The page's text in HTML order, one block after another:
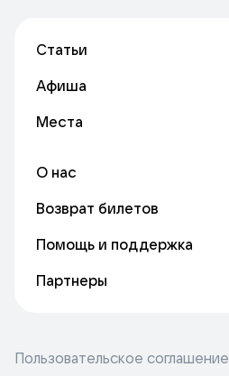
Статьи
Афиша
Места
О нас
Возврат билетов
Помощь и поддержка
Партнеры
Пользовательское соглашение